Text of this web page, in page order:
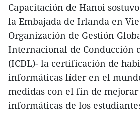
Capacitación de Hanoi
la Embajada de Irlanda en
Organización de Gestión
Internacional de Conducción
(ICDL)- la certificación de
informáticas líder en el
medidas con el fin de
informáticas de los